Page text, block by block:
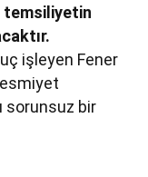
temsiliyetin
işleyen Fener
sorunsuz bir